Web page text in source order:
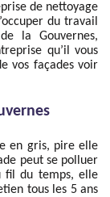
de nettoyage
du travail
la Gouvernes,
qu’il vous
vos façades voir
en gris, pire elle
peut se polluer
fil du temps, elle
tous les 5 ans